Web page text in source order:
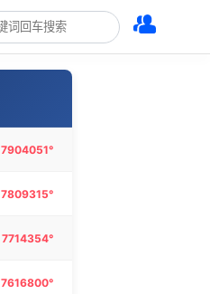
7904051°
7809315°
7714354°
7616800°